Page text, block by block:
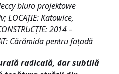
biuro projektowe
LOCAȚIE: Katowice,
2014 –
Cărămida pentru fațadă
radicală, dar subtilă